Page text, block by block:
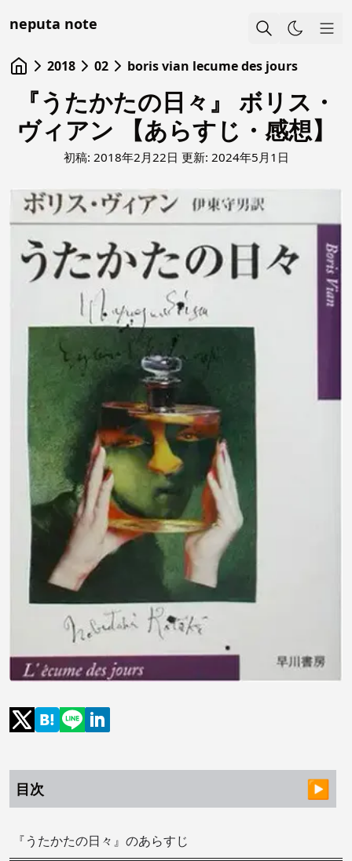
neputa note
2018
02 boris vian lecume des jours
『うたかたの日々』 ボリス・
ヴィアン 【あらすじ・感想】
初稿: 2018年2月22日 更新: 2024年5月1日
目次
『うたかたの日々』のあらすじ